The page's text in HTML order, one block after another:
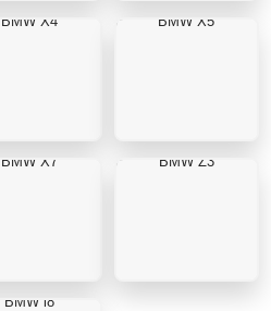
BMW X4 BMW X5
BMW X7 BMW Z3
BMW i8